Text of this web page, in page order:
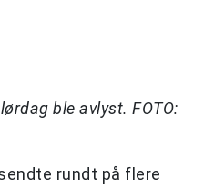
ble avlyst. FOTO:
rundt på flere